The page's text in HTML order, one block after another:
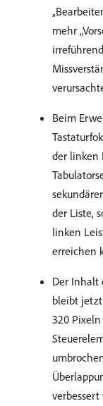
mehr
Beim
der linken
der Liste,
linken
erreichen
Der Inhalt
bleibt
320
verbessert